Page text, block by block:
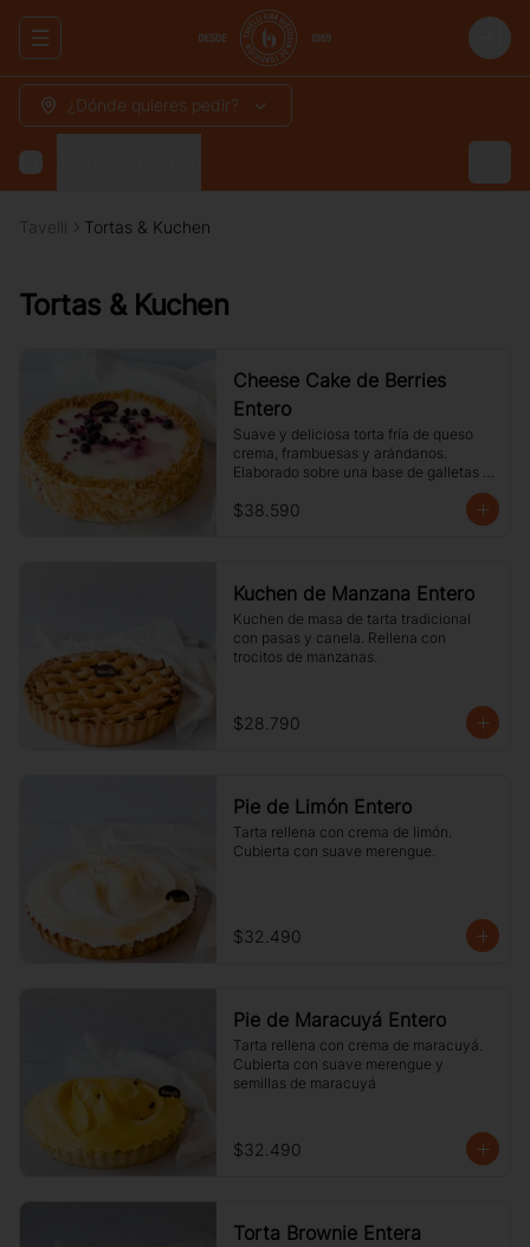
Abrir menu de navegación Login
¿Dónde quieres pedir?
Tavelli Tortas & Kuchen
Tortas & Kuchen
Cheese Cake de Berries
Entero
Suave y deliciosa torta fría de queso
crema, frambuesas y arándanos.
Elaborado sobre una base de galletas y
$38.590
Kuchen de Manzana Entero
Kuchen de masa de tarta tradicional
con pasas y canela. Rellena con
trocitos de manzanas.
$28.790
Pie de Limón Entero
Tarta rellena con crema de limón.
Cubierta con suave merengue.
$32.490
Pie de Maracuyá Entero
Tarta rellena con crema de maracuyá.
Cubierta con suave merengue y
semillas de maracuyá
$32.490
Torta Brownie Entera